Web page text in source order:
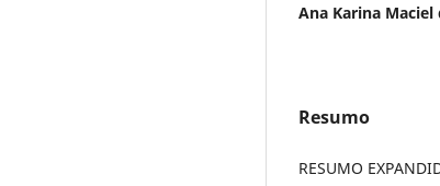
Ana Karina Maciel
Resumo
RESUMO